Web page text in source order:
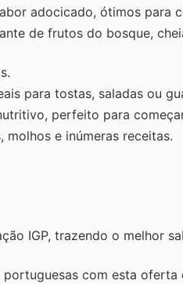
adocicado, ótimos para
de frutos do bosque,
para tostas, saladas ou
perfeito para
molhos e inúmeras receitas.
IGP, trazendo o melhor
com esta oferta